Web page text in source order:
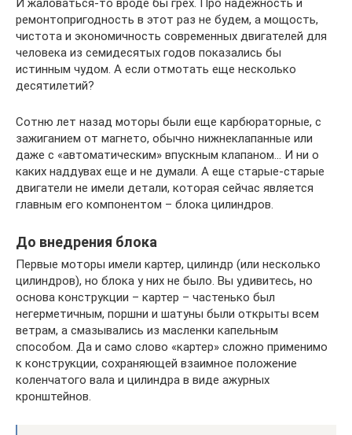
И жаловаться-то вроде бы грех. Про надежность и
ремонтопригодность в этот раз не будем, а мощость,
чистота и экономичность современных двигателей для
человека из семидесятых годов показались бы
истинным чудом. А если отмотать еще несколько
десятилетий?
Сотню лет назад моторы были еще карбюраторные, с
зажиганием от магнето, обычно нижнеклапанные или
даже с «автоматическим» впускным клапаном… И ни о
каких наддувах еще и не думали. А еще старые-старые
двигатели не имели детали, которая сейчас является
главным его компонентом – блока цилиндров.
До внедрения блока
Первые моторы имели картер, цилиндр (или несколько
цилиндров), но блока у них не было. Вы удивитесь, но
основа конструкции – картер – частенько был
негерметичным, поршни и шатуны были открыты всем
ветрам, а смазывались из масленки капельным
способом. Да и само слово «картер» сложно применимо
к конструкции, сохраняющей взаимное положение
коленчатого вала и цилиндра в виде ажурных
кронштейнов.